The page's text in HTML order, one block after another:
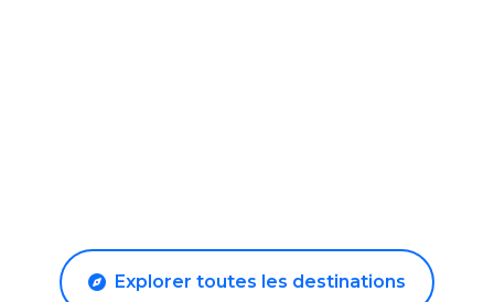
Explorer toutes les destinations